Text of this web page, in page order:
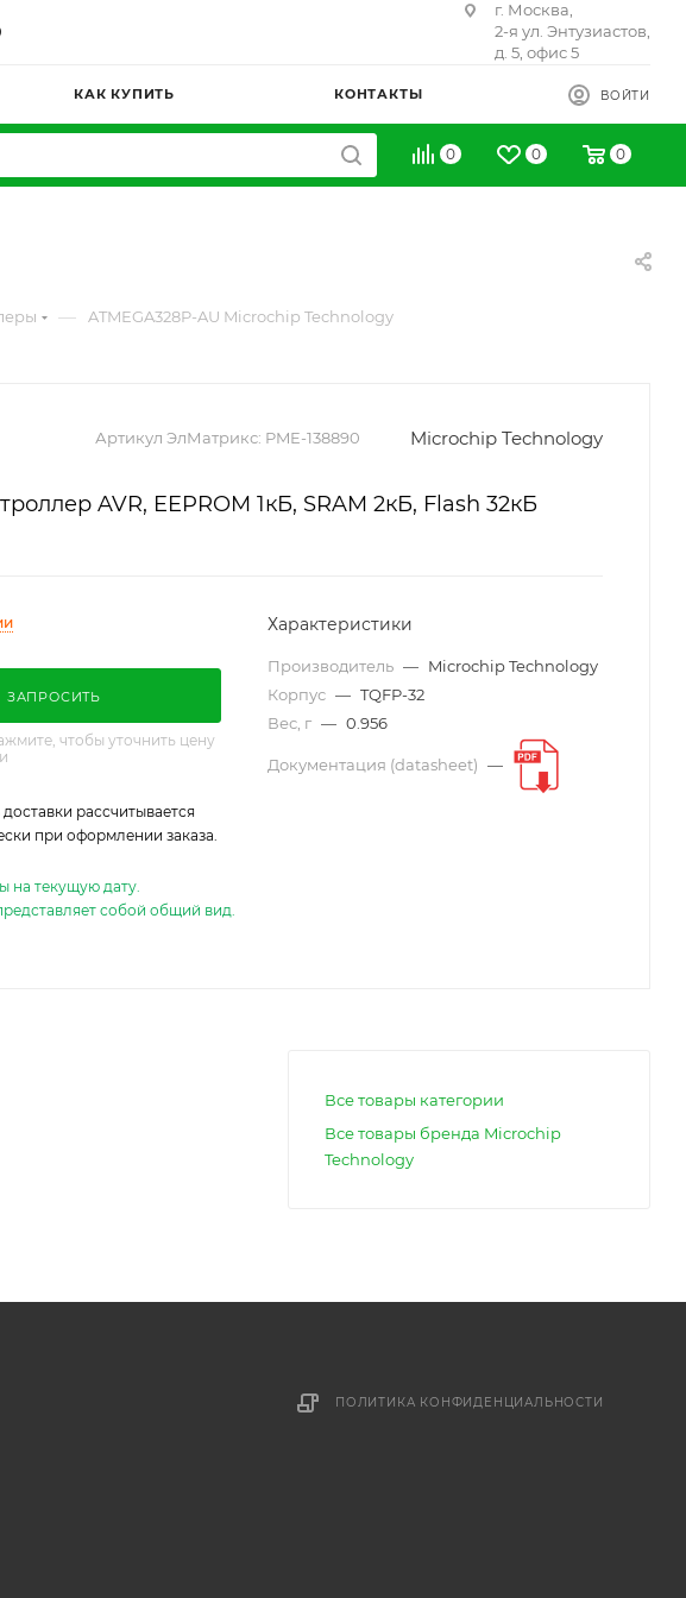
г. Москва,
2-я ул. Энтузиастов,
д. 5, офис 5
КАК КУПИТЬ КОНТАКТЫ ВОЙТИ
0 0 0
— ATMEGA328P-AU Microchip Technology
Артикул ЭлМатрикс: PME-138890 Microchip Technology
AVR, EEPROM 1кБ, SRAM 2кБ, Flash 32кБ
ЗАПРОСИТЬ
чтобы уточнить цену
рассчитывается
при оформлении заказа.
Характеристики
Производитель — Microchip Technology
Корпус — TQFP-32
Вес, г — 0.956
Документация (datasheet) —
на текущую дату.
собой общий вид.
Все товары категории
Все товары бренда Microchip
Technology
ПОЛИТИКА КОНФИДЕНЦИАЛЬНОСТИ